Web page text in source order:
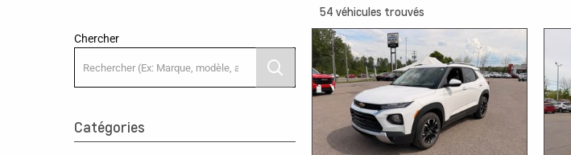
Chercher
Catégories
54 véhicules trouvés